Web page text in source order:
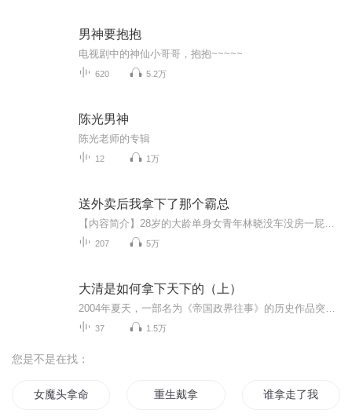
男神要抱抱
电视剧中的神仙小哥哥，抱抱~~~~~
620 5.2万
陈光男神
陈光老师的专辑
12 1万
送外卖后我拿下了那个霸总
207 5万
大清是如何拿下天下的（上）
37 1.5万
您是不是在找：
女魔头拿命来 重生戴拿 谁拿走了我的青